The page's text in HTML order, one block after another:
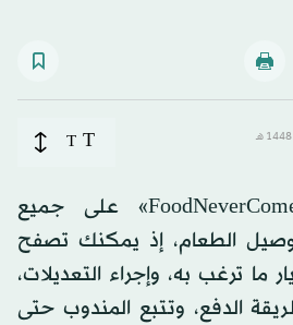
T
T
يحتوي تطبيق «FoodNeverComes» على جميع
الطعام، إذ يمكنك تصفح
ما ترغب به، وإجراء التعديلات،
الدفع، وتتبع المندوب حتى